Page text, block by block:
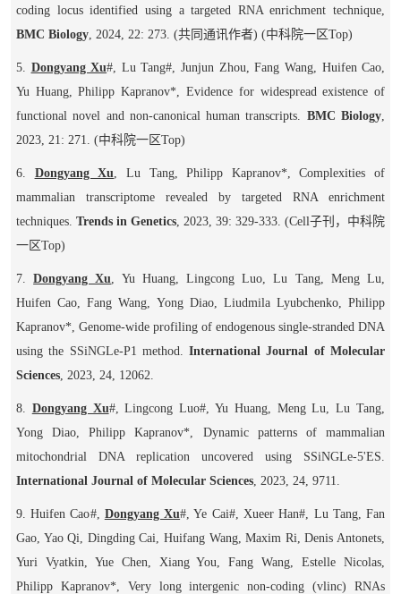
coding locus identified using a targeted RNA enrichment technique,
BMC Biology, 2024, 22: 273. (共同通讯作者) (中科院一区Top)
5. Dongyang Xu# , Lu Tang# , Junjun Zhou, Fang Wang, Huifen Cao,
Yu Huang, Philipp Kapranov*, Evidence for widespread existence of
functional novel and non-canonical human transcripts. BMC Biology
2023, 21: 271. (中科院一区Top)
6. Dongyang Xu , Lu Tang, Philipp Kapranov*, Complexities of
mammalian transcriptome revealed by targeted RNA enrichment
techniques. Trends in Genetics, 2023, 39: 329-333.(Cell子刊，中科院
一区Top)
7.Dongyang Xu , Yu Huang, Lingcong Luo, Lu Tang, Meng Lu,
Huifen Cao, Fang Wang, Yong Diao, Liudmila Lyubchenko, Philipp
Kapranov*, Genome-wide profiling of endogenous single-stranded DNA
using the SSiNGLe-P1 method.International Journal of Molecular
Sciences, 2023, 24, 12062.
8. Dongyang Xu#, Lingcong Luo# , Yu Huang, Meng Lu, Lu Tang,
Yong Diao, Philipp Kapranov*, Dynamic patterns of mammalian
mitochondrial DNA replication uncovered using SSiNGLe-5'ES.
International Journal of Molecular Sciences, 2023, 24, 9711.
9. Huifen Cao#, Dongyang Xu# , Ye Cai#, Xueer Han# , Lu Tang, Fan
Gao, Yao Qi, Dingding Cai, Huifang Wang, Maxim Ri, Denis Antonets,
Yuri Vyatkin, Yue Chen, Xiang You, Fang Wang, Estelle Nicolas,
Philipp Kapranov*, Very long intergenic non-coding (vlinc) RNAs